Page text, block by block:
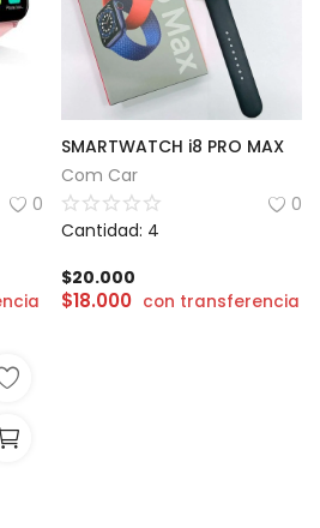
0
SMARTWATCH i8 PRO MAX
Com Car
0
Cantidad: 4
$20.000
$18.000 con transferencia